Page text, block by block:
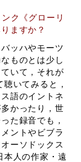
ク《グローリ
ますか？
ッハやモーツ
ものとは少し
いて，それが
いてみると，
語のイントネ
かったり，世
た録音でも，
ントやビブラ
ーソドックス
本人の作家・遠